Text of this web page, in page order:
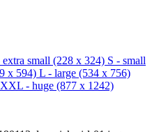
small (228 x 324) S - small
x 594) L - large (534 x 756)
XXL - huge (877 x 1242)